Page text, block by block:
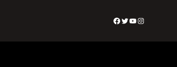
Facebook
Twitter
Youtube
Instagram